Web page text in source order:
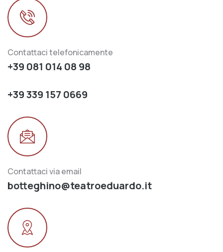
Contattaci telefonicamente
+39 081 014 08 98
+39 339 157 0669
Contattaci via email
botteghino@teatroeduardo.it